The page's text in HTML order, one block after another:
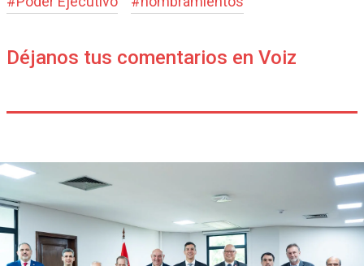
Déjanos tus comentarios en Voiz